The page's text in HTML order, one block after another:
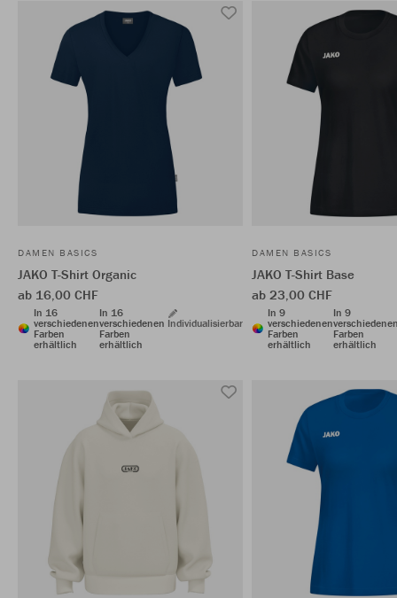
DAMEN BASICS
JAKO T-Shirt Organic
ab 16,00 CHF
In 16
verschiedenen
Farben
erhältlich
In 16
verschiedenen
Farben
erhältlich
Individualisierbar
DAMEN BASICS
JAKO T-Shirt Base
ab 23,00 CHF
In 9
verschiedenen
Farben
erhältlich
In 9
Farben
erhältlich